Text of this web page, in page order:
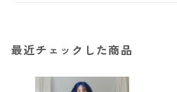
最近チェックした商品